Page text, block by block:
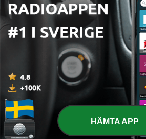
Avsnitt
The Envelope
HÄMTA APP